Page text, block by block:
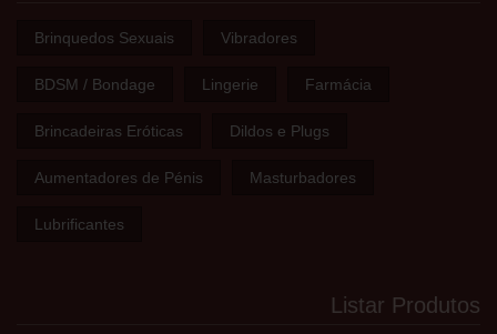
Brinquedos Sexuais Vibradores
BDSM / Bondage Lingerie Farmácia
Brincadeiras Eróticas Dildos e Plugs
Aumentadores de Pénis Masturbadores
Lubrificantes
Listar Produtos